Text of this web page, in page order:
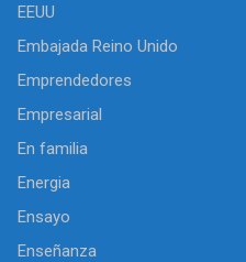
EEUU
Embajada Reino Unido
Emprendedores
Empresarial
En familia
Energia
Ensayo
Enseñanza